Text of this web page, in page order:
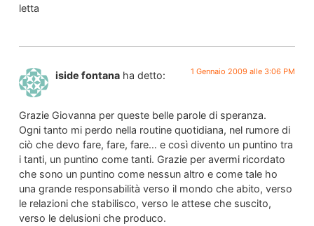
letta
iside fontana ha detto: 1 Gennaio 2009 alle 3:06 PM
Grazie Giovanna per queste belle parole di speranza.
Ogni tanto mi perdo nella routine quotidiana, nel rumore di
ciò che devo fare, fare, fare… e così divento un puntino tra
i tanti, un puntino come tanti. Grazie per avermi ricordato
che sono un puntino come nessun altro e come tale ho
una grande responsabilità verso il mondo che abito, verso
le relazioni che stabilisco, verso le attese che suscito,
verso le delusioni che produco.